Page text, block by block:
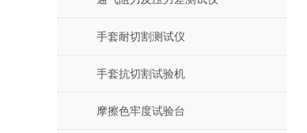
手套耐切割测试仪
手套抗切割试验机
摩擦色牢度试验台